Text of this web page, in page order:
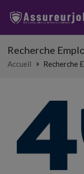
Recherche
Accueil Recherche